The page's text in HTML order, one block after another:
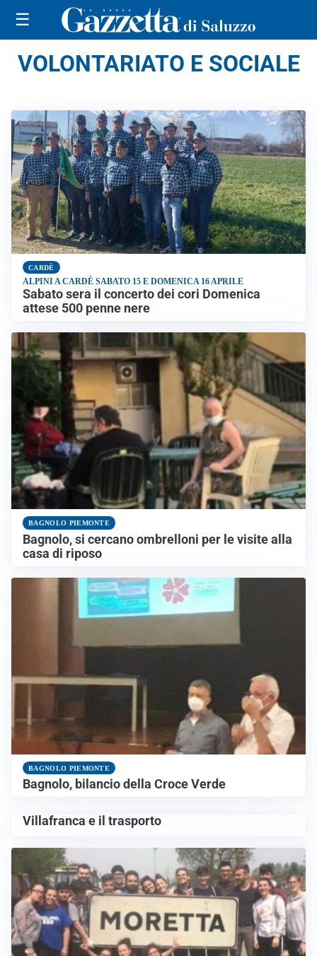
☰
VOLONTARIATO E SOCIALE
CARDÈ
ALPINI A CARDÈ SABATO 15 E DOMENICA 16 APRILE
Sabato sera il concerto dei cori Domenica
attese 500 penne nere
BAGNOLO PIEMONTE
Bagnolo, si cercano ombrelloni per le visite alla
casa di riposo
BAGNOLO PIEMONTE
Bagnolo, bilancio della Croce Verde
Villafranca e il trasporto